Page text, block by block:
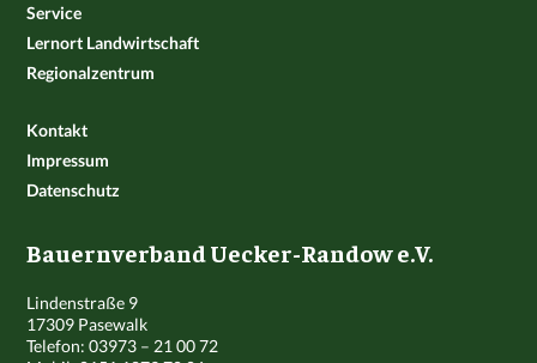
Service
Lernort Landwirtschaft
Regionalzentrum
Kontakt
Impressum
Datenschutz
Bauernverband Uecker-Randow e.V.
Lindenstraße 9
17309 Pasewalk
Telefon: 03973 – 21 00 72